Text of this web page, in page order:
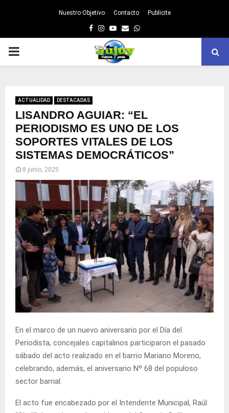
Nuestro Objetivo Contacto Publicite
Facebook
Instagram
Youtube
EmailWhatsapp
PRIMARY
ACTUALIDAD DESTACADAS
LISANDRO AGUIAR: “EL
PERIODISMO ES UNO DE LOS
SOPORTES VITALES DE LOS
SISTEMAS DEMOCRÁTICOS”
8 junio, 2025
En el marco de un nuevo aniversario por el Día del
Periodista, concejales capitalinos participaron el pasado
sábado del acto realizado en el barrio Mariano Moreno,
celebrando, además, el aniversario Nº 68 del populoso
sector barrial.
El acto fue encabezado por el Intendente Municipal, Raúl